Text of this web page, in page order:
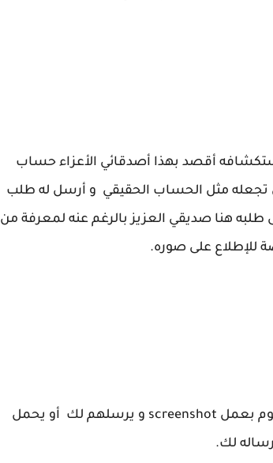
أقصد بهذا أصدقائي الأعزاء حساب
مثل الحساب الحقيقي و أرسل له طلب
هنا صديقي العزيز بالرغم عنه لمعرفة من
للإطلاع على صوره.
يمكنك الإستعانة بصديق حيث يقوم هو بطلب المتابعة و يقوم بعمل screenshot و يرسلهم لك أو يحمل
لك.